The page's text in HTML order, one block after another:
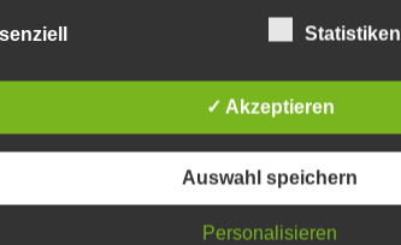
Statistiken
✓ Akzeptieren
Auswahl speichern
Personalisieren